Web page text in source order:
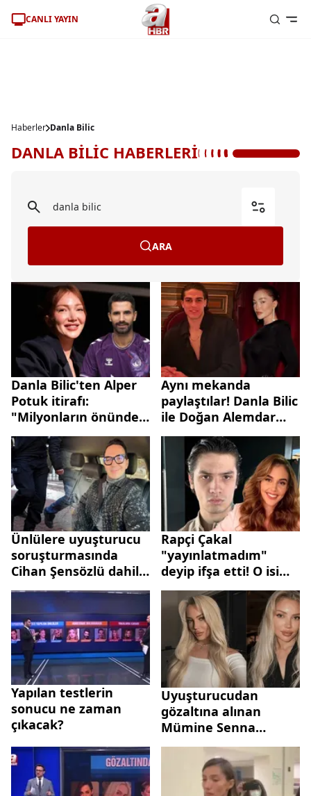
CANLI YAYIN
Haberler Danla Bilic
DANLA BİLİC HABERLERİ
ARA
Danla Bilic'ten Alper
Potuk itirafı:
"Milyonların önünde
özür dileyecektim"
Aynı mekanda
paylaştılar! Danla Bilic
ile Doğan Alemdar
barıştı mı?
Ünlülere uyuşturucu
soruşturmasında
Cihan Şensözlü dahil 6
tutuklama
Rapçi Çakal
"yayınlatmadım"
deyip ifşa etti! O isim
Berfu Yenenler mi?
Yapılan testlerin
sonucu ne zaman
çıkacak?
Uyuşturucudan
gözaltına alınan
Mümine Senna
Yıldız’ın evi mercek
altında! Giriş çıkışlar
tek tek inceleniyor